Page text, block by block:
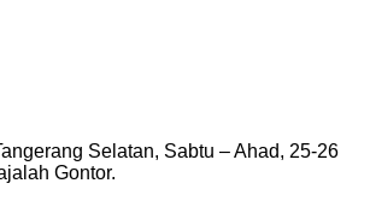
Selatan, Sabtu – Ahad, 25-26
Gontor.